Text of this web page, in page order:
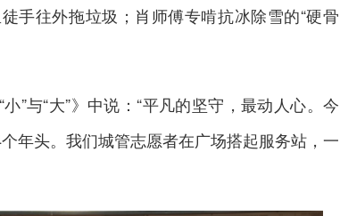
手往外拖垃圾；肖师傅专啃抗冰除雪的“硬骨
”与“大”》中说：“平凡的坚守，最动人心。今
年头。我们城管志愿者在广场搭起服务站，一